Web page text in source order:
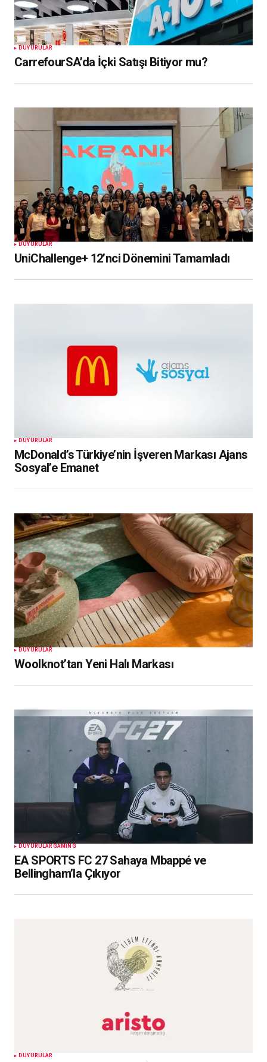
DUYURULAR
CarrefourSA’da İçki Satışı Bitiyor mu?
DUYURULAR
UniChallenge+ 12’nci Dönemini Tamamladı
DUYURULAR
McDonald’s Türkiye’nin İşveren Markası Ajans
Sosyal’e Emanet
DUYURULAR
Woolknot’tan Yeni Halı Markası
DUYURULAR GAMING
EA SPORTS FC 27 Sahaya Mbappé ve
Bellingham’la Çıkıyor
DUYURULAR